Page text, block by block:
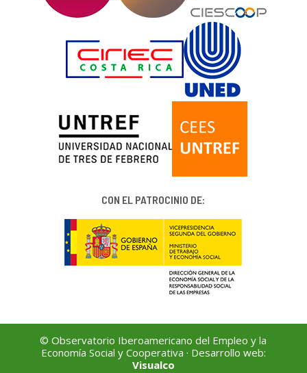
CON EL PATROCINIO DE:
© Observatorio Iberoamericano del Empleo y la
Economía Social y Cooperativa · Desarrollo web:
Visualco